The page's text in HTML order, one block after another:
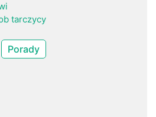
tarczycy
Porady